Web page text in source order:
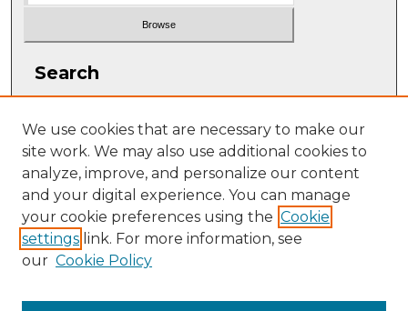
Search
Select context to search:
Advanced Search
ISSN: 2997-6065
We use cookies that are necessary to make our
site work. We may also use additional cookies to
analyze, improve, and personalize our content
and your digital experience. You can manage
your cookie preferences using the Cookie
settings link. For more information, see
our Cookie Policy